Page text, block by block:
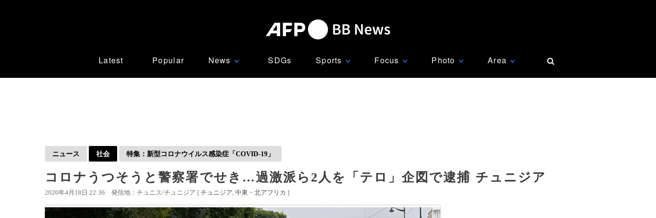
Latest Popular News ∨ SDGs Sports ∨ Focus ∨ Photo ∨ Area ∨
ニュース 社会 特集：新型コロナウイルス感染症「COVID-19」
コロナうつそうと警察署でせき…過激派ら2人を「テロ」企図で逮捕 チュニジア
2020年4月18日 22:36 発信地：チュニス/チュニジア [ チュニジア 中東・北アフリカ ]